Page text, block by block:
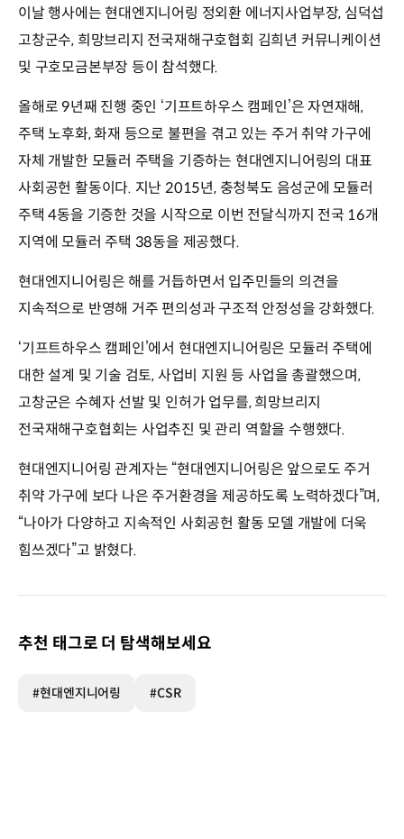
이날 행사에는 현대엔지니어링 정외환 에너지사업부장, 심덕섭
고창군수, 희망브리지 전국재해구호협회 김희년 커뮤니케이션
및 구호모금본부장 등이 참석했다.
올해로 9년째 진행 중인 ‘기프트하우스 캠페인’은 자연재해,
주택 노후화, 화재 등으로 불편을 겪고 있는 주거 취약 가구에
자체 개발한 모듈러 주택을 기증하는 현대엔지니어링의 대표
사회공헌 활동이다. 지난 2015년, 충청북도 음성군에 모듈러
주택 4동을 기증한 것을 시작으로 이번 전달식까지 전국 16개
지역에 모듈러 주택 38동을 제공했다.
현대엔지니어링은 해를 거듭하면서 입주민들의 의견을
지속적으로 반영해 거주 편의성과 구조적 안정성을 강화했다.
‘기프트하우스 캠페인’에서 현대엔지니어링은 모듈러 주택에
대한 설계 및 기술 검토, 사업비 지원 등 사업을 총괄했으며,
고창군은 수혜자 선발 및 인허가 업무를, 희망브리지
전국재해구호협회는 사업추진 및 관리 역할을 수행했다.
현대엔지니어링 관계자는 “현대엔지니어링은 앞으로도 주거
취약 가구에 보다 나은 주거환경을 제공하도록 노력하겠다”며,
“나아가 다양하고 지속적인 사회공헌 활동 모델 개발에 더욱
힘쓰겠다”고 밝혔다.
추천 태그로 더 탐색해보세요
#현대엔지니어링 #CSR